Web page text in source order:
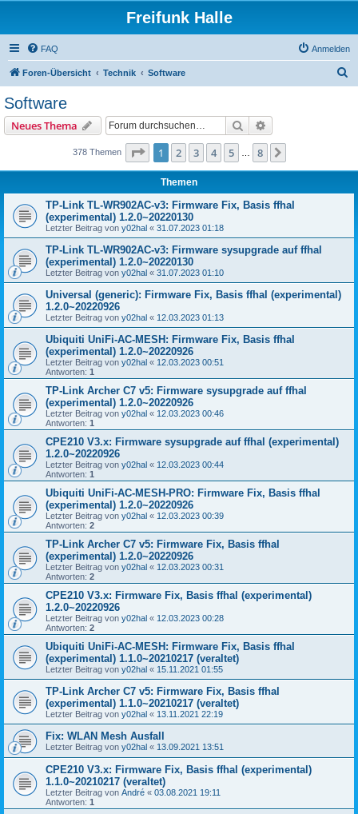
Freifunk Halle
FAQ Anmelden
Foren-Übersicht Technik Software
Software
Neues Thema Suche
378 Themen Seite 1von
1 2 3 4 5 8
Themen
TP-Link TL-WR902AC-v3: Firmware Fix, Basis ffhal
(experimental) 1.2.0~20220130
Letzter Beitrag von y02hal « 31.07.2023 01:18
TP-Link TL-WR902AC-v3: Firmware sysupgrade auf ffhal
(experimental) 1.2.0~20220130
Letzter Beitrag von y02hal « 31.07.2023 01:10
Universal (generic): Firmware Fix, Basis ffhal (experimental)
1.2.0~20220926
Letzter Beitrag von y02hal « 12.03.2023 01:13
Ubiquiti UniFi-AC-MESH: Firmware Fix, Basis ffhal
(experimental) 1.2.0~20220926
Letzter Beitrag von y02hal « 12.03.2023 00:51
Antworten: 1
TP-Link Archer C7 v5: Firmware sysupgrade auf ffhal
(experimental) 1.2.0~20220926
Letzter Beitrag von y02hal « 12.03.2023 00:46
Antworten: 1
CPE210 V3.x: Firmware sysupgrade auf ffhal (experimental)
1.2.0~20220926
Letzter Beitrag von y02hal « 12.03.2023 00:44
Antworten: 1
Ubiquiti UniFi-AC-MESH-PRO: Firmware Fix, Basis ffhal
(experimental) 1.2.0~20220926
Letzter Beitrag von y02hal « 12.03.2023 00:39
Antworten: 2
TP-Link Archer C7 v5: Firmware Fix, Basis ffhal
(experimental) 1.2.0~20220926
Letzter Beitrag von y02hal « 12.03.2023 00:31
Antworten: 2
CPE210 V3.x: Firmware Fix, Basis ffhal (experimental)
1.2.0~20220926
Letzter Beitrag von y02hal « 12.03.2023 00:28
Antworten: 2
Ubiquiti UniFi-AC-MESH: Firmware Fix, Basis ffhal
(experimental) 1.1.0~20210217 (veraltet)
Letzter Beitrag von y02hal « 15.11.2021 01:55
TP-Link Archer C7 v5: Firmware Fix, Basis ffhal
(experimental) 1.1.0~20210217 (veraltet)
Letzter Beitrag von y02hal « 13.11.2021 22:19
Fix: WLAN Mesh Ausfall
Letzter Beitrag von y02hal « 13.09.2021 13:51
CPE210 V3.x: Firmware Fix, Basis ffhal (experimental)
1.1.0~20210217 (veraltet)
Letzter Beitrag von André « 03.08.2021 19:11
Antworten: 1